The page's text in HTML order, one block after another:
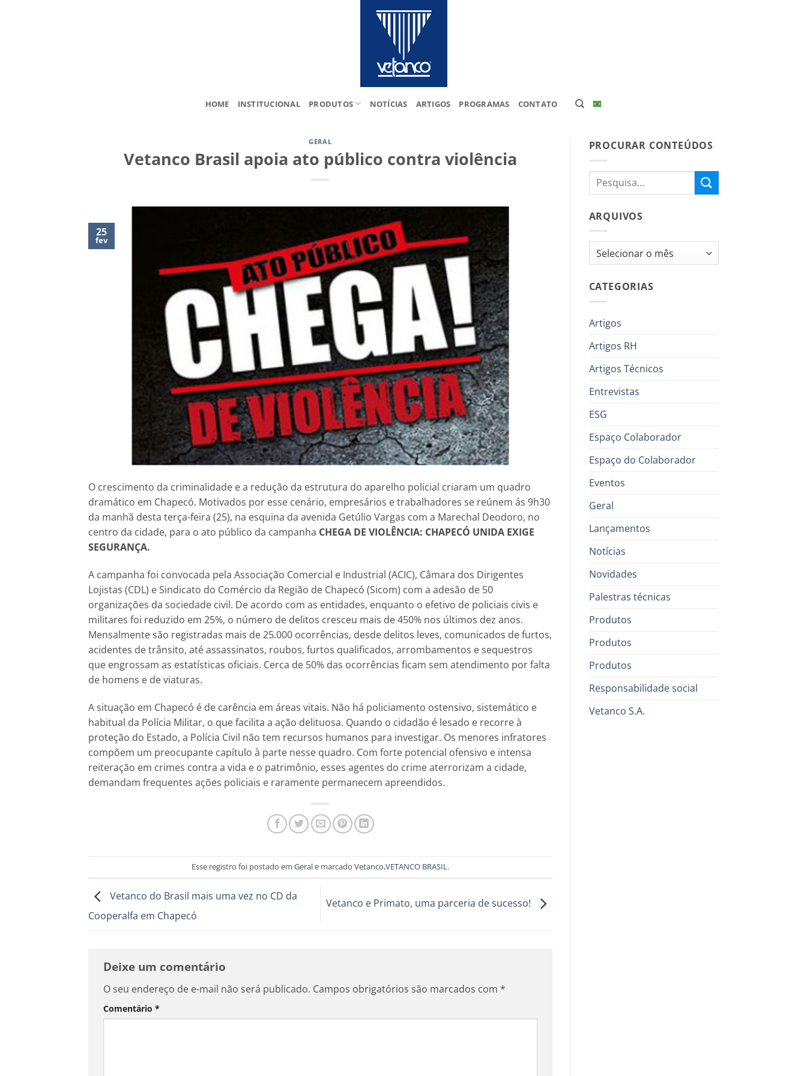
HOME INSTITUCIONAL PRODUTOS NOTÍCIAS ARTIGOS PROGRAMAS CONTATO
GERAL
Vetanco Brasil apoia ato público contra violência
25
fev
O crescimento da criminalidade e a redução da estrutura do aparelho policial criaram um quadro
dramático em Chapecó. Motivados por esse cenário, empresários e trabalhadores se reúnem ás 9h30
da manhã desta terça-feira (25), na esquina da avenida Getúlio Vargas com a Marechal Deodoro, no
centro da cidade, para o ato público da campanha CHEGA DE VIOLÊNCIA: CHAPECÓ UNIDA EXIGE
SEGURANÇA.
A campanha foi convocada pela Associação Comercial e Industrial (ACIC), Câmara dos Dirigentes
Lojistas (CDL) e Sindicato do Comércio da Região de Chapecó (Sicom) com a adesão de 50
organizações da sociedade civil. De acordo com as entidades, enquanto o efetivo de policiais civis e
militares foi reduzido em 25%, o número de delitos cresceu mais de 450% nos últimos dez anos.
Mensalmente são registradas mais de 25.000 ocorrências, desde delitos leves, comunicados de furtos,
acidentes de trânsito, até assassinatos, roubos, furtos qualificados, arrombamentos e sequestros
que engrossam as estatísticas oficiais. Cerca de 50% das ocorrências ficam sem atendimento por falta
de homens e de viaturas.
A situação em Chapecó é de carência em áreas vitais. Não há policiamento ostensivo, sistemático e
habitual da Polícia Militar, o que facilita a ação delituosa. Quando o cidadão é lesado e recorre à
proteção do Estado, a Polícia Civil não tem recursos humanos para investigar. Os menores infratores
compõem um preocupante capítulo à parte nesse quadro. Com forte potencial ofensivo e intensa
reiteração em crimes contra a vida e o patrimônio, esses agentes do crime aterrorizam a cidade,
demandam frequentes ações policiais e raramente permanecem apreendidos.
Esse registro foi postado em Gerale marcado Vetanco,VETANCO BRASIL.
Vetanco do Brasil mais uma vez no CD da
Cooperalfa em Chapecó
Vetanco e Primato, uma parceria de sucesso!
Deixe um comentário
O seu endereço de e-mail não será publicado. Campos obrigatórios são marcados com *
Comentário *
PROCURAR CONTEÚDOS
ARQUIVOS
Arquivos
CATEGORIAS
Artigos
Artigos RH
Artigos Técnicos
Entrevistas
ESG
Espaço Colaborador
Espaço do Colaborador
Eventos
Geral
Lançamentos
Notícias
Novidades
Palestras técnicas
Produtos
Produtos
Produtos
Responsabilidade social
Vetanco S.A.